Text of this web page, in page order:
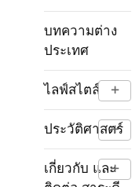
บทความต่าง
ประเทศ
ไลฟ์สไตล์ +
ประวัติศาสตร์
+
เกี่ยวกับ และ+